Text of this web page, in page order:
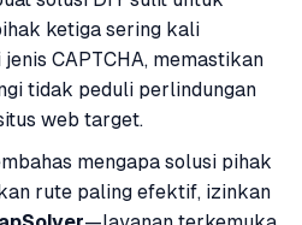
ketiga sering kali
CAPTCHA, memastikan
tidak peduli perlindungan
web target.
mengapa solusi pihak
rute paling efektif, izinkan